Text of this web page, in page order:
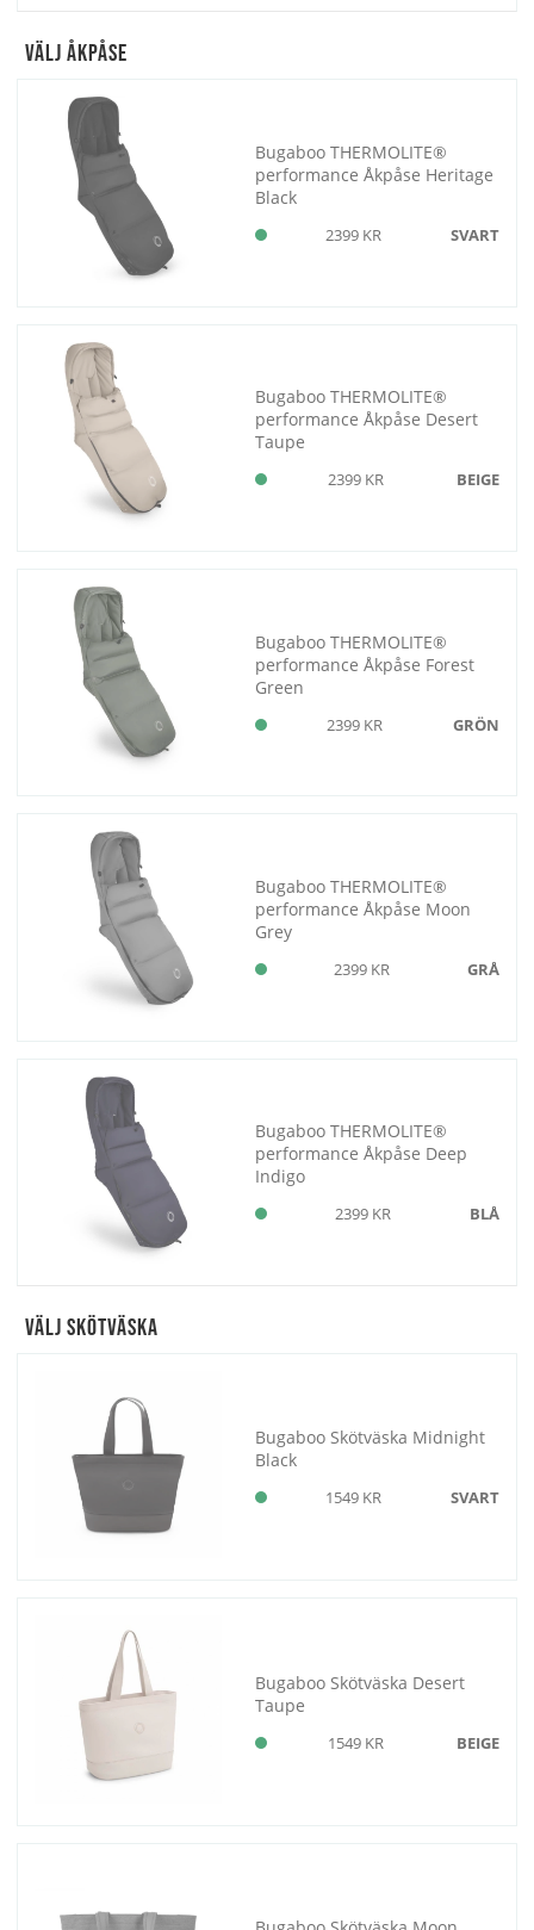
Välj Åkpåse
Bugaboo THERMOLITE®
performance Åkpåse Heritage
Black
2399 KR SVART
Bugaboo THERMOLITE®
performance Åkpåse Desert
Taupe
2399 KR BEIGE
Bugaboo THERMOLITE®
performance Åkpåse Forest
Green
2399 KR GRÖN
Bugaboo THERMOLITE®
performance Åkpåse Moon
Grey
2399 KR GRÅ
Bugaboo THERMOLITE®
performance Åkpåse Deep
Indigo
2399 KR BLÅ
Välj Skötväska
Bugaboo Skötväska Midnight
Black
1549 KR SVART
Bugaboo Skötväska Desert
Taupe
1549 KR BEIGE